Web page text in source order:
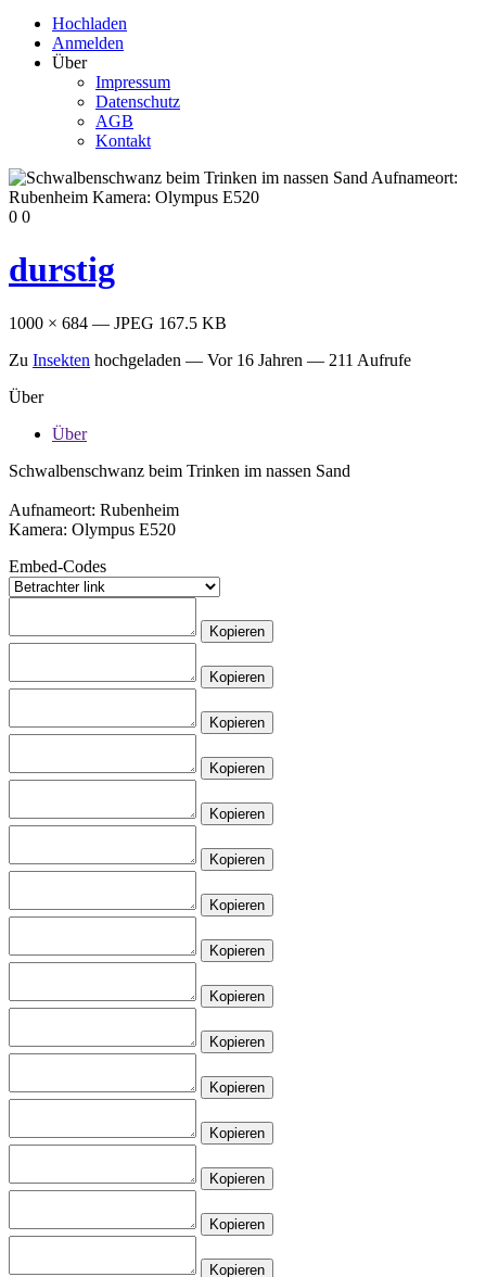
Hochladen
Anmelden
Über
Impressum
Datenschutz
AGB
Kontakt
0 0
durstig
1000 × 684 — JPEG 167.5 KB
Zu Insekten hochgeladen — Vor 16 Jahren — 211 Aufrufe
Über
Über
Schwalbenschwanz beim Trinken im nassen Sand
Aufnameort: Rubenheim
Kamera: Olympus E520
Embed-Codes
Kopieren
Kopieren
Kopieren
Kopieren
Kopieren
Kopieren
Kopieren
Kopieren
Kopieren
Kopieren
Kopieren
Kopieren
Kopieren
Kopieren
Kopieren